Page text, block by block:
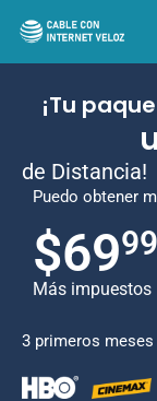
¡Tu
de Distancia!
Puedo obtener
$6999
Más impuestos
3 primeros